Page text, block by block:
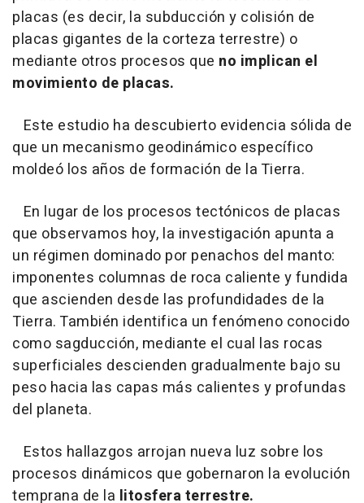
placas (es decir, la subducción y colisión de
placas gigantes de la corteza terrestre) o
mediante otros procesos que no implican el
movimiento de placas.
Este estudio ha descubierto evidencia sólida de
que un mecanismo geodinámico específico
moldeó los años de formación de la Tierra.
En lugar de los procesos tectónicos de placas
que observamos hoy, la investigación apunta a
un régimen dominado por penachos del manto:
imponentes columnas de roca caliente y fundida
que ascienden desde las profundidades de la
Tierra. También identifica un fenómeno conocido
como sagducción, mediante el cual las rocas
superficiales descienden gradualmente bajo su
peso hacia las capas más calientes y profundas
del planeta.
Estos hallazgos arrojan nueva luz sobre los
procesos dinámicos que gobernaron la evolución
temprana de la litosfera terrestre.